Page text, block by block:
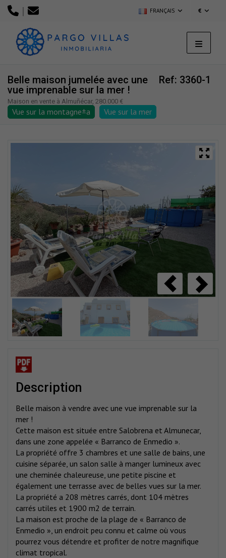
| FRANÇAIS €
Ref: 3360-1
Belle maison jumelée avec une
vue imprenable sur la mer !
Maison en vente à Almuñécar, 280.000 €
Vue sur la montagne±a Vue sur la mer
description
Belle maison à vendre avec une vue imprenable sur la
mer !
Cette maison est située entre Salobrena et Almunecar,
dans une zone appelée « Barranco de Enmedio ».
La propriété offre 3 chambres et une salle de bains, une
cuisine séparée, un salon salle à manger lumineux avec
une cheminée chaleureuse, une petite piscine et
également une terrasse avec de belles vues sur la mer.
La propriété a 208 mètres carrés, dont 104 mètres
carrés utiles et 1900 m2 de terrain.
La maison est proche de la plage de « Barranco de
Enmedio », un endroit peu connu et calme où vous
pourrez vous détendre et profiter de notre magnifique
climat tropical.